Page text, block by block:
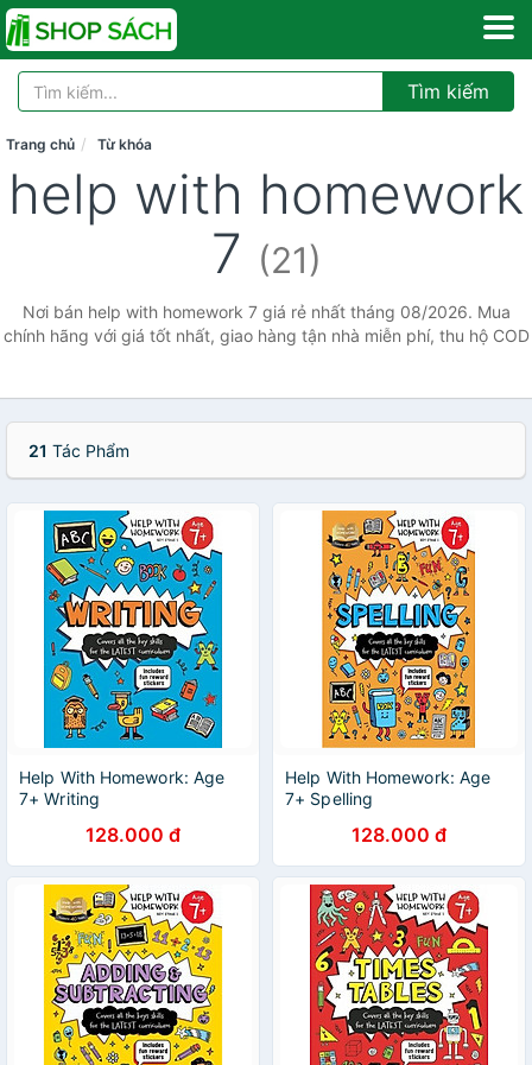
Tìm kiếm
Trang chủ Từ khóa
help with homework
7 (21)
Nơi bán help with homework 7 giá rẻ nhất tháng 08/2026. Mua
chính hãng với giá tốt nhất, giao hàng tận nhà miễn phí, thu hộ COD
21 Tác Phẩm
Help With Homework: Age
7+ Writing
128.000 đ
Help With Homework: Age
7+ Spelling
128.000 đ